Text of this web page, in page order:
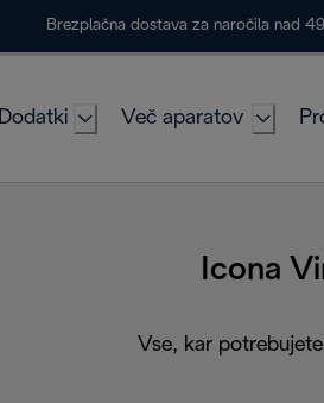
Brezplačna dostava za naročila nad
Dodatki Več aparatov
Icona
Vse, kar